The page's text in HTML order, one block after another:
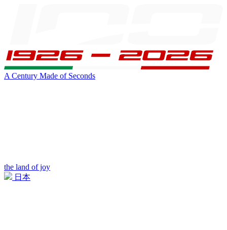
A Century Made of Seconds
the land of joy
日本